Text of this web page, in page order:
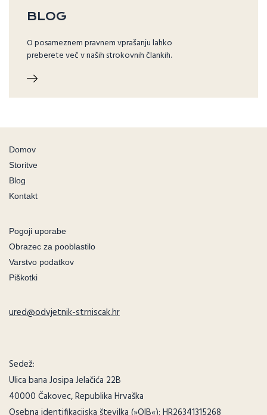
BLOG
O posameznem pravnem vprašanju lahko
preberete več v naših strokovnih člankih.
Domov
Storitve
Blog
Kontakt
Pogoji uporabe
Obrazec za pooblastilo
Varstvo podatkov
Piškotki
ured@odvjetnik-strniscak.hr
Sedež:
Ulica bana Josipa Jelačića 22B
40000 Čakovec, Republika Hrvaška